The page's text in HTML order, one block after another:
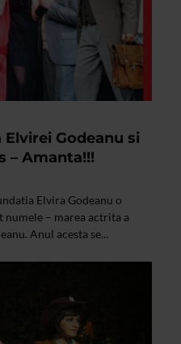
Elvirei Godeanu si
– Amanta!!!
Elvira Godeanu o
numele – marea actrita a
Anul acesta se...